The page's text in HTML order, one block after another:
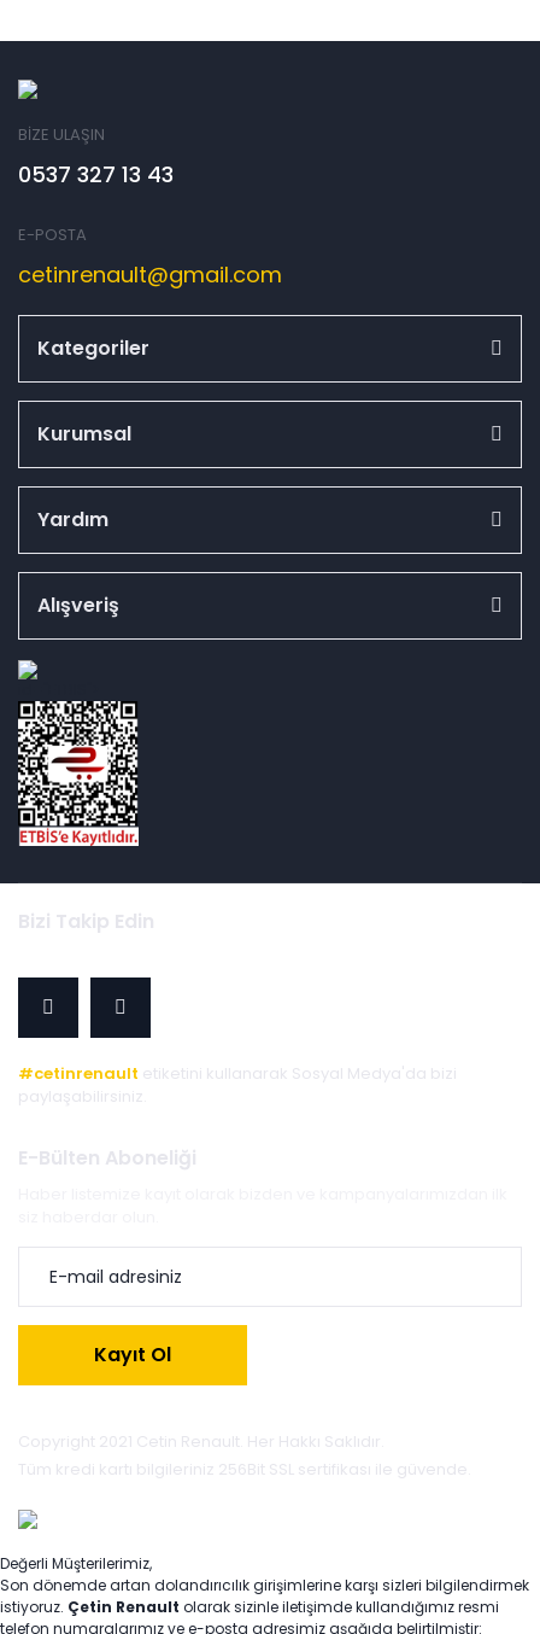
BİZE ULAŞIN
0537 327 13 43
E-POSTA
cetinrenault@gmail.com
Kategoriler
Kurumsal
Yardım
Alışveriş
Bizi Takip Edin
#cetinrenault etiketini kullanarak Sosyal Medya'da bizi
paylaşabilirsiniz.
E-Bülten Aboneliği
Kayıt Ol
Copyright 2021 Cetin Renault. Her Hakkı Saklıdır.
Tüm kredi kartı bilgileriniz 256Bit SSL sertifikası ile güvende.
Değerli Müşterilerimiz,
Son dönemde artan dolandırıcılık girişimlerine karşı sizleri bilgilendirmek
istiyoruz. Çetin Renault olarak sizinle iletişimde kullandığımız resmi
telefon numaralarımız ve e-posta adresimiz aşağıda belirtilmiştir: